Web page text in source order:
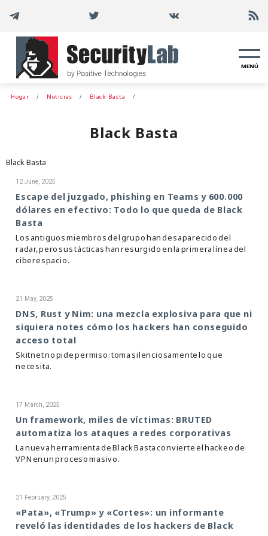
MENÚ
Hogar Noticias Black Basta
Black Basta
Black Basta
12 June, 2025
Escape del juzgado, phishing en Teams y 600.000
dólares en efectivo: Todo lo que queda de Black
Basta
Los antiguos miembros del grupo han desaparecido del
radar, pero sus tácticas han resurgido en la primera línea del
ciberespacio.
21 May, 2025
DNS, Rust y Nim: una mezcla explosiva para que ni
siquiera notes cómo los hackers han conseguido
acceso total
Skitnet no pide permiso: toma silenciosamente lo que
necesita.
17 March, 2025
Un framework, miles de víctimas: BRUTED
automatiza los ataques a redes corporativas
La nueva herramienta de Black Basta convierte el hackeo de
VPN en un proceso masivo.
21 February, 2025
«Pata», «Trump» y «Cortes»: un informante
reveló las identidades de los hackers de Black